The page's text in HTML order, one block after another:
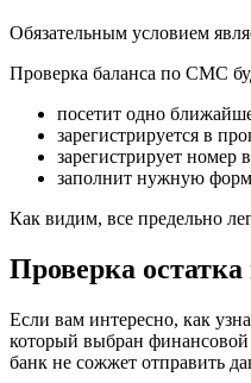
Обязательным условием
Проверка баланса по СМС
посетит одно
зарегистрируется в
зарегистрирует номер
заполнит нужную
Как видим, все предельно
Проверка
Если вам интересно, как
который выбран финансовой
банк не сожжет отправить